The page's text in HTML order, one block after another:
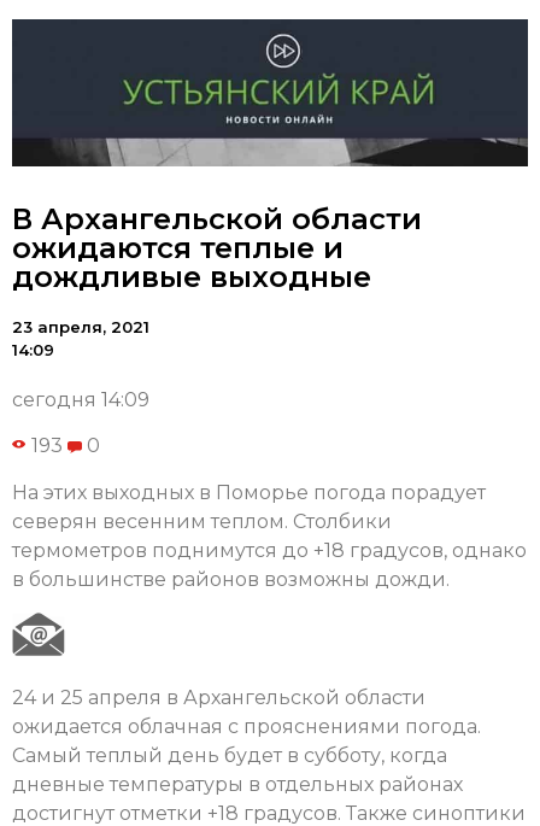
В Архангельской области
ожидаются теплые и
дождливые выходные
23 апреля, 2021
14:09
сегодня 14:09
193 0
На этих выходных в Поморье погода порадует
северян весенним теплом. Столбики
термометров поднимутся до +18 градусов, однако
в большинстве районов возможны дожди.
24 и 25 апреля в Архангельской области
ожидается облачная с прояснениями погода.
Самый теплый день будет в субботу, когда
дневные температуры в отдельных районах
достигнут отметки +18 градусов. Также синоптики